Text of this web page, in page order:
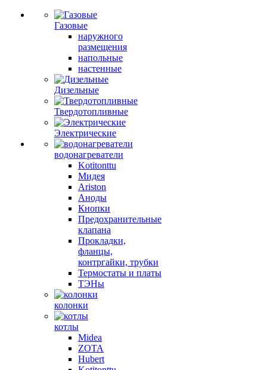
Газовые
наружного
размещения
напольные
настенные
Дизельные
Твердотопливные
Электрические
водонагреватели
Kotitonttu
Мидея
Ariston
Аноды
Кнопки
Предохранительные
клапана
Прокладки,
фланцы,
контргайки, трубки
Термостаты и платы
ТЭНы
колонки
котлы
Midea
ZOTA
Hubert